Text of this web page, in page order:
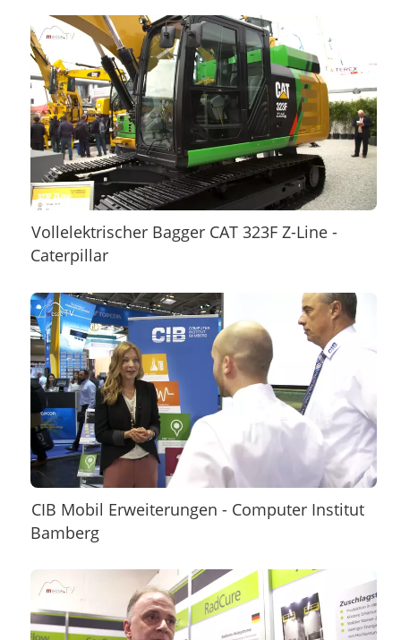
Vollelektrischer Bagger CAT 323F Z-Line -
Caterpillar
CIB Mobil Erweiterungen - Computer Institut
Bamberg